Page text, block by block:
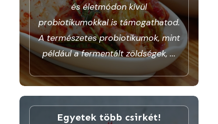
és életmódon kívül
probiotikumokkal is támogathatod.
A természetes probiotikumok, mint
például a fermentált zöldségek,...
Egyetek több csirkét!